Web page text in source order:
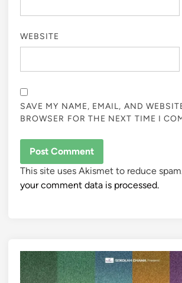
WEBSITE
SAVE MY NAME, EMAIL, AND
BROWSER FOR THE NEXT TIME I
This site uses Akismet to reduce
your comment data is processed.